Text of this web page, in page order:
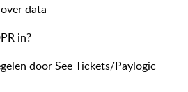
data
in?
door See Tickets/Paylogic